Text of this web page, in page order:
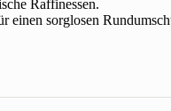
Raffinessen.
einen sorglosen